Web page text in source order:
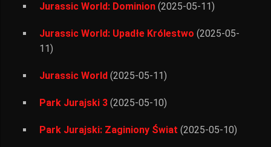
Jurassic World: Dominion (2025-05-11)
Jurassic World: Upadłe Królestwo (2025-05-
11)
Jurassic World (2025-05-11)
Park Jurajski 3 (2025-05-10)
Park Jurajski: Zaginiony Świat (2025-05-10)